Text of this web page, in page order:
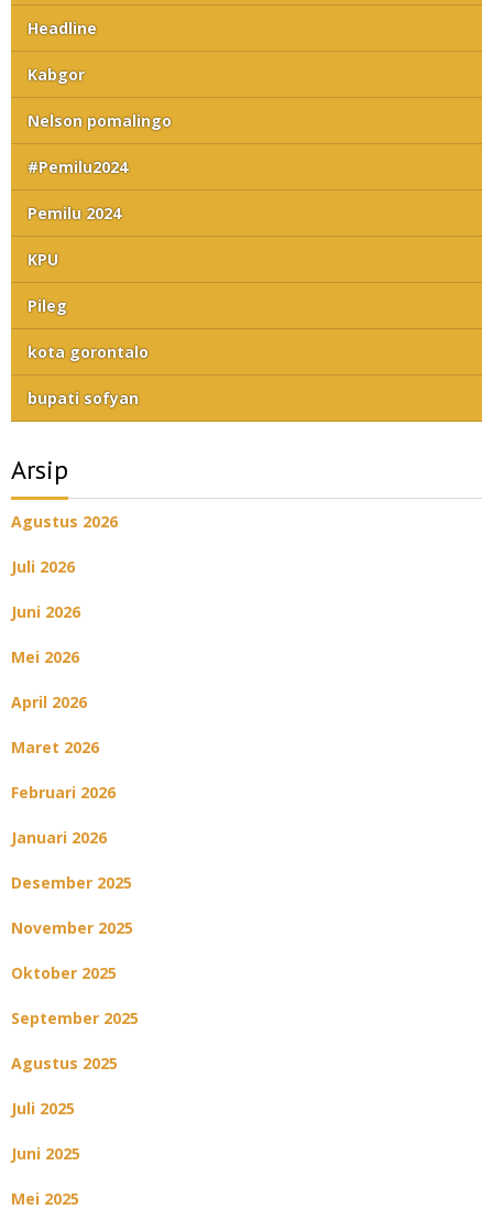
Headline
Kabgor
Nelson pomalingo
#Pemilu2024
Pemilu 2024
KPU
Pileg
kota gorontalo
bupati sofyan
Arsip
Agustus 2026
Juli 2026
Juni 2026
Mei 2026
April 2026
Maret 2026
Februari 2026
Januari 2026
Desember 2025
November 2025
Oktober 2025
September 2025
Agustus 2025
Juli 2025
Juni 2025
Mei 2025